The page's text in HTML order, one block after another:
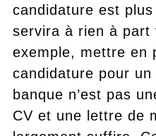
candidature est plus
servira à rien à part
exemple, mettre en
candidature pour
banque n’est pas
CV et une lettre de